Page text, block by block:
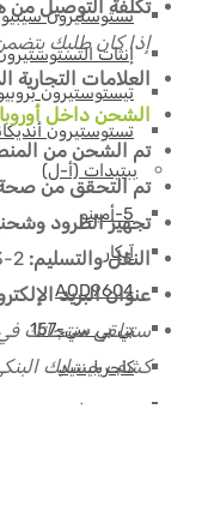
تستوستيرون
إنثات
تيستوستيرون
تستوستيرون
ببتيدات (أ-ل)
5-أمينو
آيكار
AOD9604
بي بي سي-157
كاجريلينتيد
سي جيه سي
تكلفة التوصيل من
إذا كان طلبك
العلامات
الشحن داخل أوروبا
تم الشحن من
تم التحقق من صحة
تجهيز الطرود
النقل والتسليم: 2-3 أسابيع
عنوان البريد
كشف حسابك البنكي